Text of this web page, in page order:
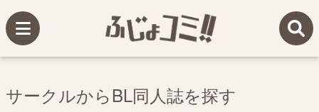
サークルからBL同人誌を探す